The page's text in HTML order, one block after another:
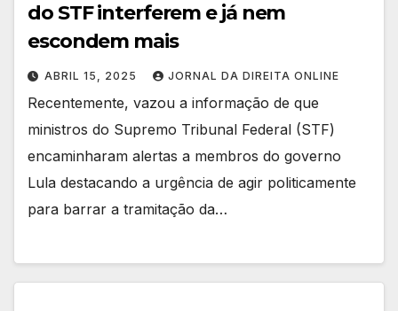
do STF interferem e já nem
escondem mais
ABRIL 15, 2025 JORNAL DA DIREITA ONLINE
Recentemente, vazou a informação de que
ministros do Supremo Tribunal Federal (STF)
encaminharam alertas a membros do governo
Lula destacando a urgência de agir politicamente
para barrar a tramitação da…